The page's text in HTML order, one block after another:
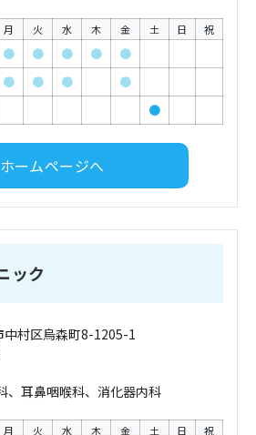
月 火 水 木 金 土 日 祝
● ● ● ●
●
● ● ●
●
●
ホームページへ
ック
中村区烏森町8-1205-1
、耳鼻咽喉科、消化器内科
月 火 水 木 金 土 日 祝